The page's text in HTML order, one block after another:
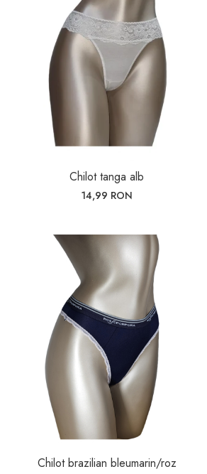
Chilot tanga alb
14,99 RON
Chilot brazilian bleumarin/roz